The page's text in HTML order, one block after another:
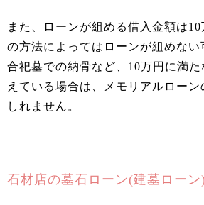
また、ローンが組める借入金額は
の方法によってはローンが組めない
合祀墓での納骨など、10万円に満
えている場合は、メモリアルロー
しれません。
石材店の墓石ローン(建墓ローン)